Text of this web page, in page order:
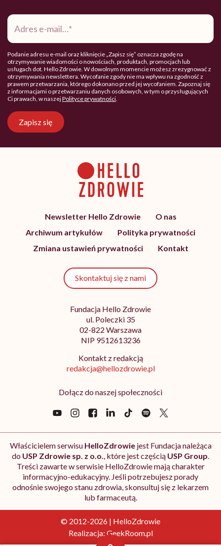
Adres
mail*
Podanie adresu e-mail oraz kliknięcie „Zapisz się” oznacza zgodę na
otrzymywanie wiadomości o nowościach, produktach, promocjach lub
usługach dot. Hello Zdrowie. W dowolnym momencie możesz zrezygnować z
otrzymywania newslettera. Wycofanie zgody nie ma wpływu na zgodność z
prawem przetwarzania, którego dokonano przed jej wycofaniem. Zapoznaj się
z informacjami o przetwarzaniu danych osobowych, w tym o przysługujących
Ci prawach, w naszejPolityce prywatności.
Zapisz się
Newsletter Hello Zdrowie
O nas
Archiwum artykułów
Polityka prywatności
Zmiana ustawień prywatności
Kontakt
Skontaktuj się z nami
Fundacja Hello Zdrowie
ul. Poleczki 35
02-822 Warszawa
NIP 9512613236
Kontakt z redakcją
redakcja@hellozdrowie.pl
Dołącz do naszej społeczności
Właścicielem serwisu HelloZdrowiejest Fundacja należąca
do USP Zdrowie sp. z o.o., które jest częścią USP Group.
Treści zawarte w serwisie HelloZdrowie mają charakter
informacyjno-edukacyjny. Jeśli potrzebujesz porady
odnośnie swojego stanu zdrowia, skonsultuj się z lekarzem
lub farmaceutą.
© 2012-2026 | HelloZdrowie
Realizacja: GeekRoom.pl